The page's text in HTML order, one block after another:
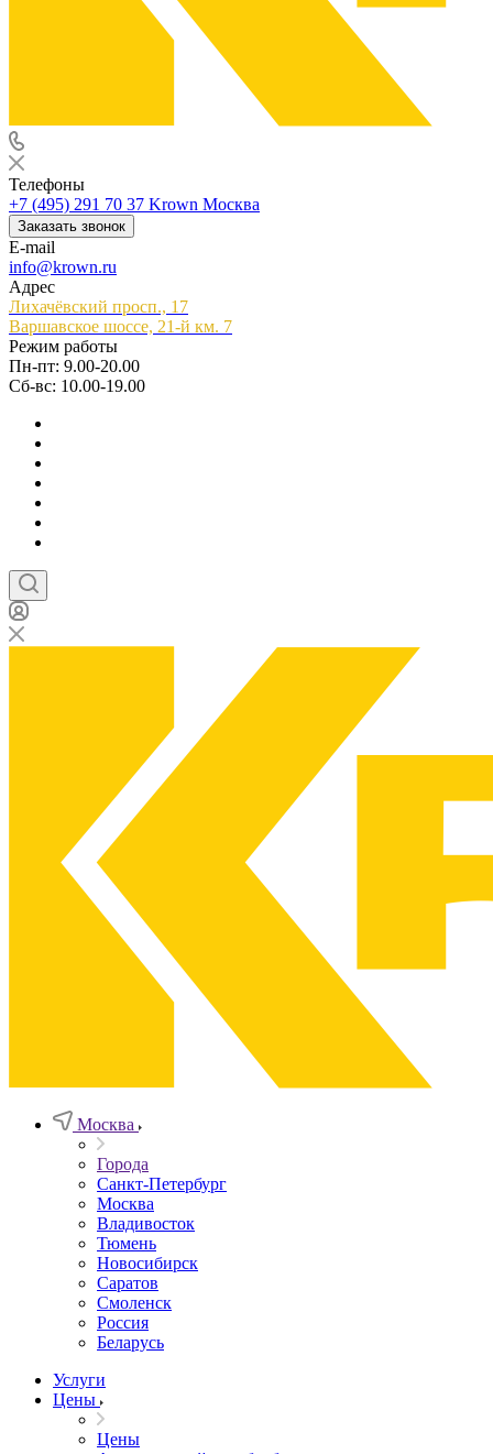
Телефоны
+7 (495) 291 70 37 Krown Москва
Заказать звонок
E-mail
info@krown.ru
Адрес
Лихачёвский просп., 17
Варшавское шоссе, 21-й км. 7
Режим работы
Пн-пт: 9.00-20.00
Сб-вс: 10.00-19.00
Москва
Города
Санкт-Петербург
Москва
Владивосток
Тюмень
Новосибирск
Саратов
Смоленск
Россия
Беларусь
Услуги
Цены
Цены